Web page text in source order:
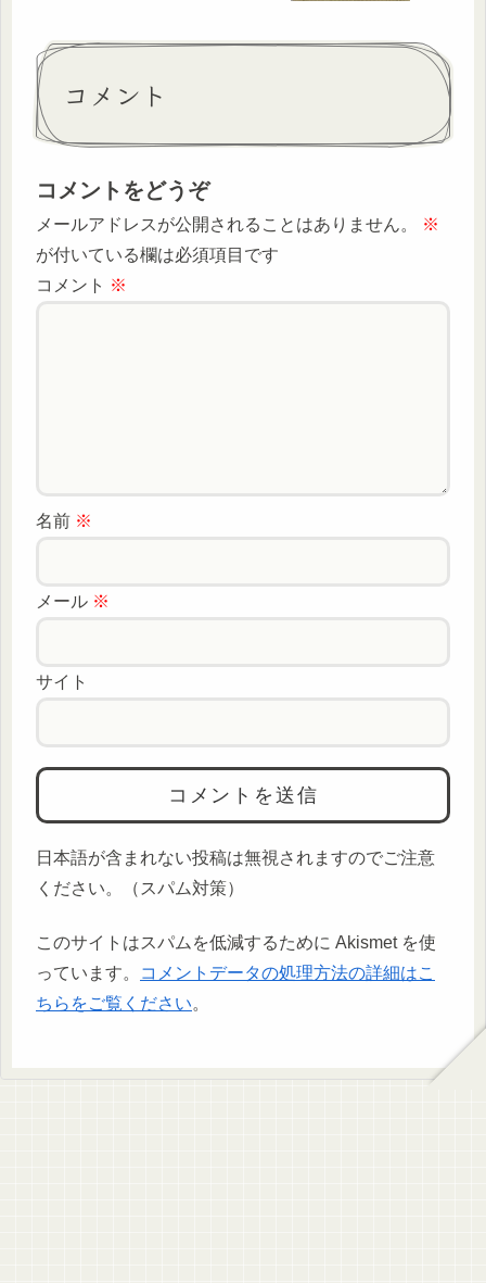
コメント
コメントをどうぞ
メールアドレスが公開されることはありません。
※
が付いている欄は必須項目です
コメント ※
名前 ※
メール ※
サイト
日本語が含まれない投稿は無視されますのでご注意
ください。（スパム対策）
このサイトはスパムを低減するために Akismet を使
っています。
コメントデータの処理方法の詳細はこ
ちらをご覧ください。